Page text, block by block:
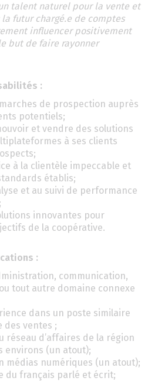
talent naturel pour la vente et
futur chargé.e de comptes
influencer positivement
but de faire rayonner
:
de prospection auprès
potentiels;
et vendre des solutions
à ses clients
à la clientèle impeccable et
établis;
et au suivi de performance
innovantes pour
de la coopérative.
:
communication,
tout autre domaine connexe
dans un poste similaire
des ventes ;
réseau d’affaires de la région
environs (un atout);
médias numériques (un atout);
du français parlé et écrit;